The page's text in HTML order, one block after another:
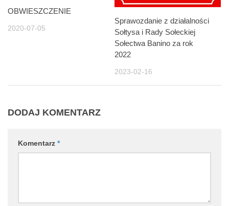
OBWIESZCZENIE
2020-07-05
Sprawozdanie z działalności
Sołtysa i Rady Sołeckiej
Sołectwa Banino za rok
2022
2023-02-16
DODAJ KOMENTARZ
Komentarz *